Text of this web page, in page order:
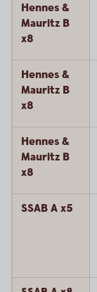
Hennes &
Mauritz B
x8
Hennes &
Mauritz B
x8
Hennes &
Mauritz B
x8
SSAB A x5